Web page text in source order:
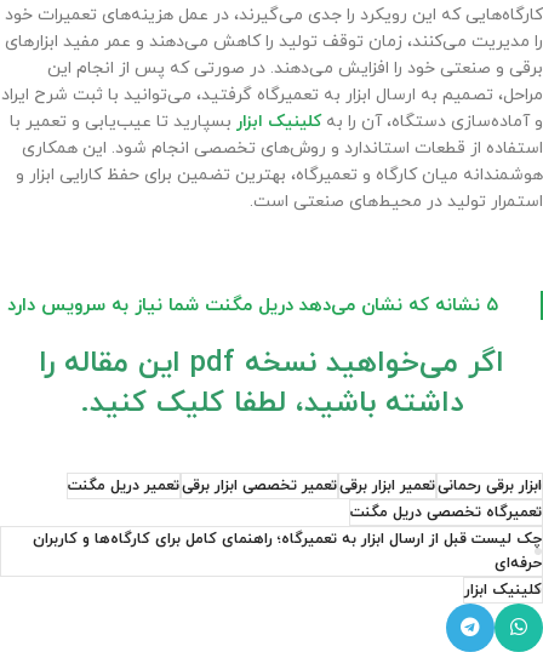
کارگاه‌هایی که این رویکرد را جدی می‌گیرند، در عمل هزینه‌های تعمیرات خود
را مدیریت می‌کنند، زمان توقف تولید را کاهش می‌دهند و عمر مفید ابزارهای
برقی و صنعتی خود را افزایش می‌دهند. در صورتی که پس از انجام این
مراحل، تصمیم به ارسال ابزار به تعمیرگاه گرفتید، می‌توانید با ثبت شرح ایراد
و آماده‌سازی دستگاه، آن را بهکلینیک ابزار بسپارید تا عیب‌یابی و تعمیر با
استفاده از قطعات استاندارد و روش‌های تخصصی انجام شود. این همکاری
هوشمندانه میان کارگاه و تعمیرگاه، بهترین تضمین برای حفظ کارایی ابزار و
استمرار تولید در محیط‌های صنعتی است.
۵ نشانه که نشان می‌دهد دریل مگنت شما نیاز به سرویس دارد
اگر می‌خواهید نسخه pdf این مقاله را
داشته باشید، لطفا کلیک کنید.
ابزار برقی رحمانیتعمیر ابزار برقیتعمیر تخصصی ابزار برقیتعمیر دریل مگنت
تعمیرگاه تخصصی دریل مگنت
چک لیست قبل از ارسال ابزار به تعمیرگاه؛ راهنمای کامل برای کارگاه‌ها و کاربران
حرفه‌ای
کلینیک ابزار